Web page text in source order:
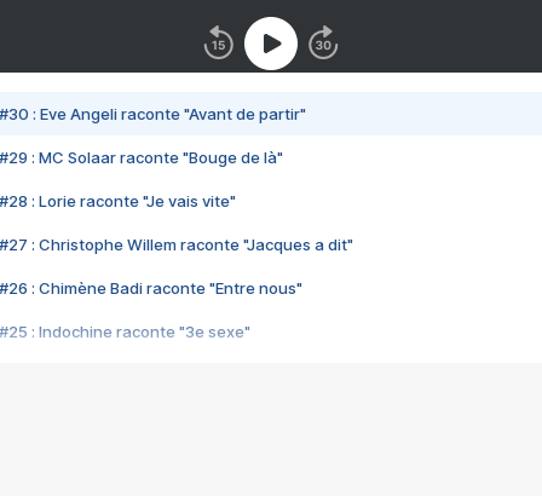
#30 : Eve Angeli raconte "Avant de partir"
#29 : MC Solaar raconte "Bouge de là"
#28 : Lorie raconte "Je vais vite"
#27 : Christophe Willem raconte "Jacques a dit"
#26 : Chimène Badi raconte "Entre nous"
#25 : Indochine raconte "3e sexe"